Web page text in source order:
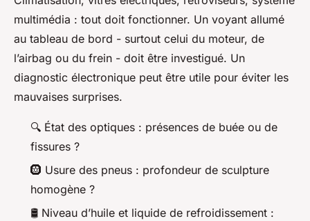
multimédia : tout doit fonctionner. Un voyant allumé
au tableau de bord - surtout celui du moteur, de
l’airbag ou du frein - doit être investigué. Un
diagnostic électronique peut être utile pour éviter les
mauvaises surprises.
🔍 État des optiques : présences de buée ou de
fissures ?
🛞 Usure des pneus : profondeur de sculpture
homogène ?
🛢️ Niveau d’huile et liquide de refroidissement :